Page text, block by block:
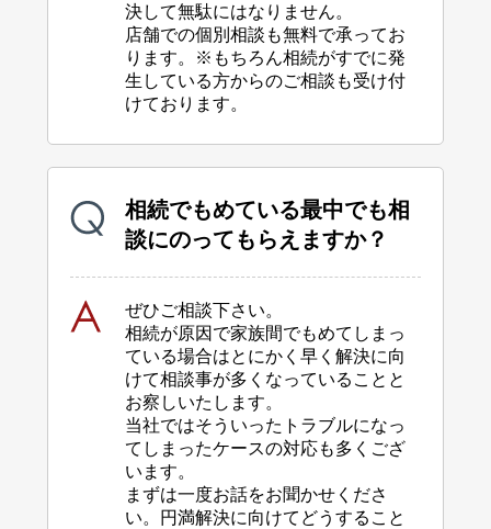
決して無駄にはなりません。
店舗での個別相談も無料で承ってお
ります。
※もちろん相続がすでに発
生している方からのご相談も受け付
けております。
相続でもめている最中でも相
談にのってもらえますか？
ぜひご相談下さい。
相続が原因で家族間でもめてしまっ
ている場合はとにかく早く解決に向
けて相談事が多くなっていることと
お察しいたします。
当社ではそういったトラブルになっ
てしまったケースの対応も多くござ
います。
まずは一度お話をお聞かせくださ
い。
円満解決に向けてどうすること